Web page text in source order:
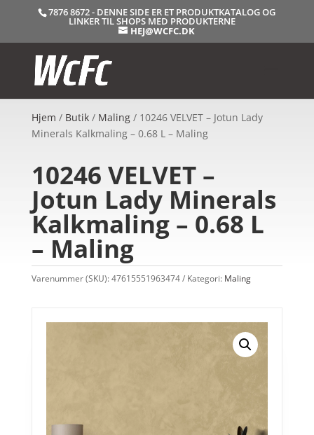
7876 8672 - DENNE SIDE ER ET PRODUKTKATALOG OG
LINKER TIL SHOPS MED PRODUKTERNE
HEJ@WCFC.DK
Hjem / Butik/ Maling/ 10246 VELVET – Jotun Lady
Minerals Kalkmaling – 0.68 L – Maling
10246 VELVET –
Jotun Lady Minerals
Kalkmaling – 0.68 L
– Maling
Varenummer (SKU):47615551963474 Kategori: Maling